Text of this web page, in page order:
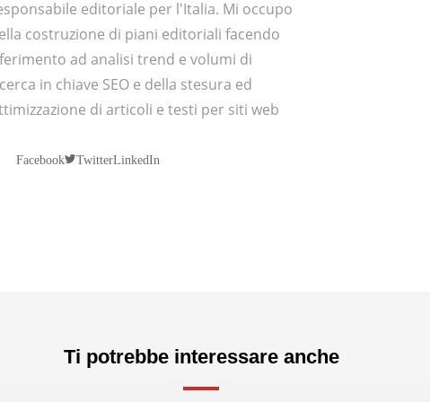
editoriale per l'Italia. Mi occupo
costruzione di piani editoriali facendo
ad analisi trend e volumi di
in chiave SEO e della stesura ed
di articoli e testi per siti web
Facebook TwitterLinkedIn
Ti potrebbe interessare anche